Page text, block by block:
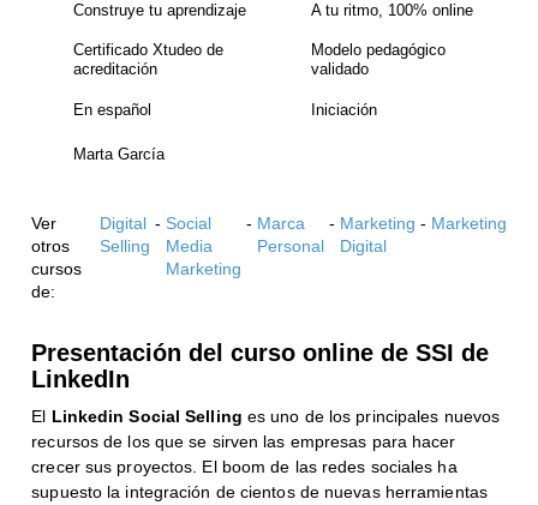
Construye tu aprendizaje A tu ritmo, 100% online
Certificado Xtudeo de
acreditación
Modelo pedagógico
validado
En español Iniciación
Marta García
Ver
otros
cursos
de:
Digital
Selling
- Social
Media
Marketing
- Marca
Personal
- Marketing
Digital
- Marketing
Presentación del curso online de SSI de
LinkedIn
El Linkedin Social Selling es uno de los principales nuevos
recursos de los que se sirven las empresas para hacer
crecer sus proyectos. El boom de las redes sociales ha
supuesto la integración de cientos de nuevas herramientas